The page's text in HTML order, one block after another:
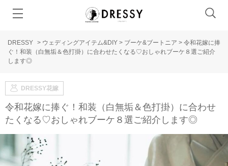
DRESSY > ウェディングアイテム&DIY > ブーケ&ブートニア > 令和花嫁に捧
ぐ！和装（白無垢＆色打掛）に合わせたくなる♡おしゃれブーケ８選ご紹介
します◎
DRESSY花嫁
令和花嫁に捧ぐ！和装（白無垢＆色打掛）に合わせ
たくなる♡おしゃれブーケ８選ご紹介します◎